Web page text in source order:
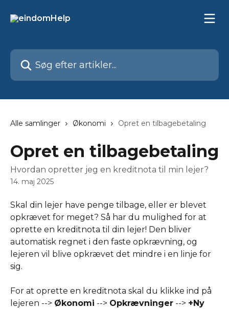
Søg efter artikler...
Alle samlinger Økonomi Opret en tilbagebetaling
Opret en tilbagebetaling
Hvordan opretter jeg en kreditnota til min lejer?
14. maj 2025
Skal din lejer have penge tilbage, eller er blevet
opkrævet for meget? Så har du mulighed for at
oprette en kreditnota til din lejer! Den bliver
automatisk regnet i den faste opkrævning, og
lejeren vil blive opkrævet det mindre i en linje for
sig.
For at oprette en kreditnota skal du klikke ind på
lejeren --> Økonomi --> Opkrævninger --> +Ny